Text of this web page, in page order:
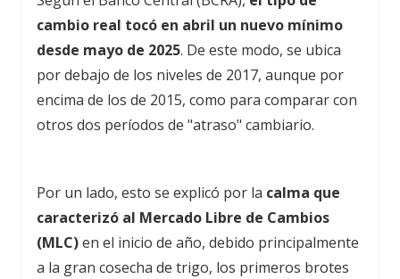
cambio real tocó en abril un nuevo mínimo
desde mayo de 2025. De este modo, se ubica
por debajo de los niveles de 2017, aunque por
encima de los de 2015, como para comparar con
otros dos períodos de "atraso" cambiario.
Por un lado, esto se explicó por la calma que
caracterizó al Mercado Libre de Cambios
(MLC)en el inicio de año, debido principalmente
a la gran cosecha de trigo, los primeros brotes